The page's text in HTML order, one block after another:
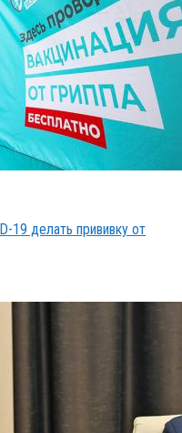
19 делать прививку от